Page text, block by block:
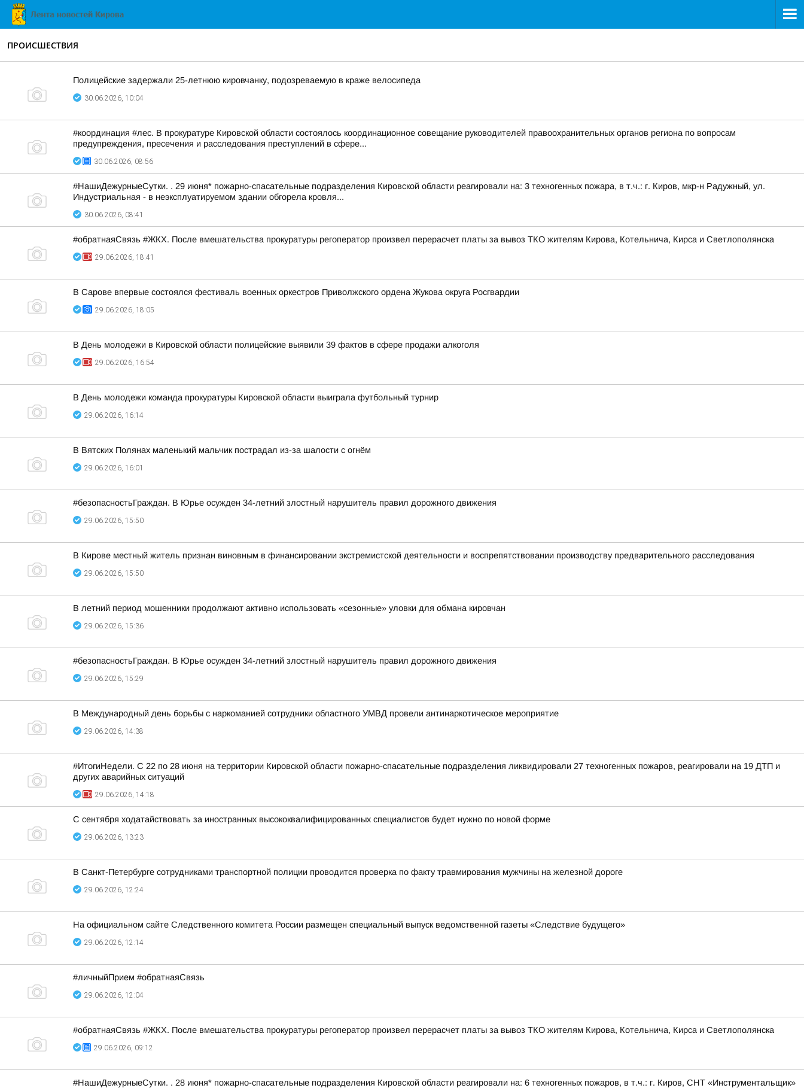
ПРОИСШЕСТВИЯ
Полицейские задержали 25-летнюю кировчанку, подозреваемую в краже велосипеда
30.06.2026, 10:04
#координация #лес. В прокуратуре Кировской области состоялось координационное совещание руководителей правоохранительных органов региона по вопросам
предупреждения, пресечения и расследования преступлений в сфере...
30.06.2026, 08:56
#НашиДежурныеСутки. . 29 июня* пожарно-спасательные подразделения Кировской области реагировали на: 3 техногенных пожара, в т.ч.: г. Киров, мкр-н Радужный, ул.
Индустриальная - в неэксплуатируемом здании обгорела кровля...
30.06.2026, 08:41
#обратнаяСвязь #ЖКХ. После вмешательства прокуратуры регоператор произвел перерасчет платы за вывоз ТКО жителям Кирова, Котельнича, Кирса и Светлополянска
29.06.2026, 18:41
В Сарове впервые состоялся фестиваль военных оркестров Приволжского ордена Жукова округа Росгвардии
29.06.2026, 18:05
В День молодежи в Кировской области полицейские выявили 39 фактов в сфере продажи алкоголя
29.06.2026, 16:54
В День молодежи команда прокуратуры Кировской области выиграла футбольный турнир
29.06.2026, 16:14
В Вятских Полянах маленький мальчик пострадал из-за шалости с огнём
29.06.2026, 16:01
#безопасностьГраждан. В Юрье осужден 34-летний злостный нарушитель правил дорожного движения
29.06.2026, 15:50
В Кирове местный житель признан виновным в финансировании экстремистской деятельности и воспрепятствовании производству предварительного расследования
29.06.2026, 15:50
В летний период мошенники продолжают активно использовать «сезонные» уловки для обмана кировчан
29.06.2026, 15:36
#безопасностьГраждан. В Юрье осужден 34-летний злостный нарушитель правил дорожного движения
29.06.2026, 15:29
В Международный день борьбы с наркоманией сотрудники областного УМВД провели антинаркотическое мероприятие
29.06.2026, 14:38
#ИтогиНедели. С 22 по 28 июня на территории Кировской области пожарно-спасательные подразделения ликвидировали 27 техногенных пожаров, реагировали на 19 ДТП и
других аварийных ситуаций
29.06.2026, 14:18
С сентября ходатайствовать за иностранных высококвалифицированных специалистов будет нужно по новой форме
29.06.2026, 13:23
В Санкт-Петербурге сотрудниками транспортной полиции проводится проверка по факту травмирования мужчины на железной дороге
29.06.2026, 12:24
На официальном сайте Следственного комитета России размещен специальный выпуск ведомственной газеты «Следствие будущего»
29.06.2026, 12:14
#личныйПрием #обратнаяСвязь
29.06.2026, 12:04
#обратнаяСвязь #ЖКХ. После вмешательства прокуратуры регоператор произвел перерасчет платы за вывоз ТКО жителям Кирова, Котельнича, Кирса и Светлополянска
29.06.2026, 09:12
#НашиДежурныеСутки. . 28 июня* пожарно-спасательные подразделения Кировской области реагировали на: 6 техногенных пожаров, в т.ч.: г. Киров, СНТ «Инструментальщик»